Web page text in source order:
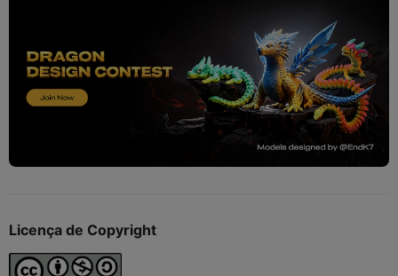
Licença de Copyright